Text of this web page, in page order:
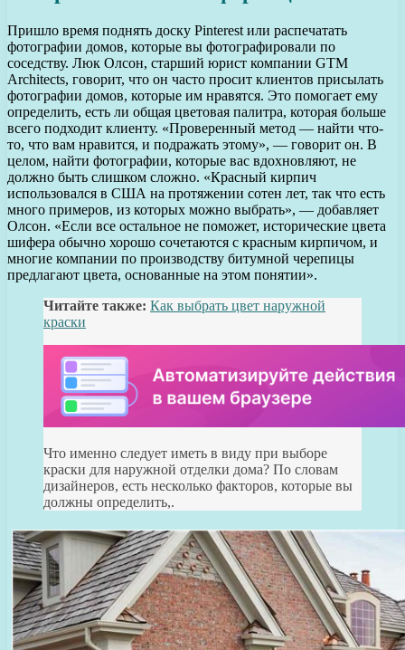
Пришло время поднять доску Pinterest или распечатать
фотографии домов, которые вы фотографировали по
соседству. Люк Олсон, старший юрист компании GTM
Architects, говорит, что он часто просит клиентов присылать
фотографии домов, которые им нравятся. Это помогает ему
определить, есть ли общая цветовая палитра, которая больше
всего подходит клиенту. «Проверенный метод — найти что-
то, что вам нравится, и подражать этому», — говорит он. В
целом, найти фотографии, которые вас вдохновляют, не
должно быть слишком сложно. «Красный кирпич
использовался в США на протяжении сотен лет, так что есть
много примеров, из которых можно выбрать», — добавляет
Олсон. «Если все остальное не поможет, исторические цвета
шифера обычно хорошо сочетаются с красным кирпичом, и
многие компании по производству битумной черепицы
предлагают цвета, основанные на этом понятии».
Читайте также: Как выбрать цвет наружной
краски
Что именно следует иметь в виду при выборе
краски для наружной отделки дома? По словам
дизайнеров, есть несколько факторов, которые вы
должны определить,.